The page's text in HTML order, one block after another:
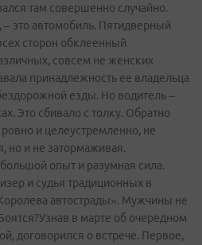
там совершенно случайно.
это автомобиль. Пятидверный
сторон обклеенный
совсем не женских
принадлежность ее владельца
езды. Но водитель –
Это сбивало с толку. Обратно
и целеустремленно, не
но и не затормаживая.
опыт и разумная сила.
и судья традиционных в
автострады». Мужчины не
в марте об очередном
договорился о встрече. Первое,